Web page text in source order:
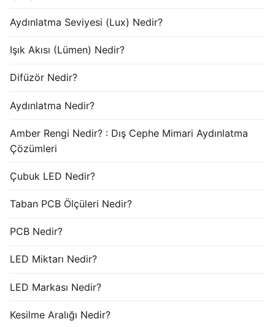
Aydınlatma Seviyesi (Lux) Nedir?
Işık Akısı (Lümen) Nedir?
Difüzör Nedir?
Aydınlatma Nedir?
Amber Rengi Nedir? : Dış Cephe Mimari Aydınlatma
Çözümleri
Çubuk LED Nedir?
Taban PCB Ölçüleri Nedir?
PCB Nedir?
LED Miktarı Nedir?
LED Markası Nedir?
Kesilme Aralığı Nedir?